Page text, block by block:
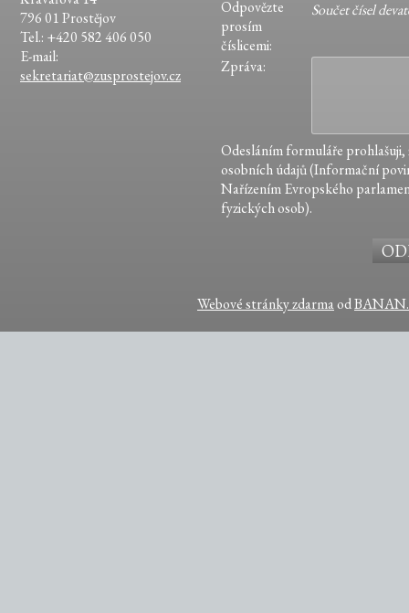
796 01 Prostějov
Tel.: +420 582 406 050
E-mail:
sekretariat@zusprostejov.cz
Odpovězte
prosím
číslicemi:
Součet čísel
Zpráva:
Odesláním formuláře prohlašuji,
osobních údajů (Informační
Nařízením Evropského
fyzických osob).
Webové stránky zdarmaod